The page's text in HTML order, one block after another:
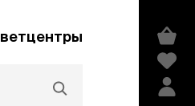
ветцентры